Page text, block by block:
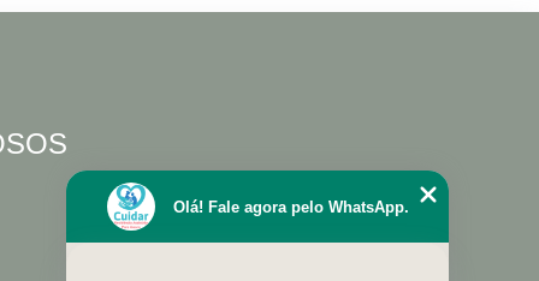
Olá! Fale agora pelo WhatsApp.